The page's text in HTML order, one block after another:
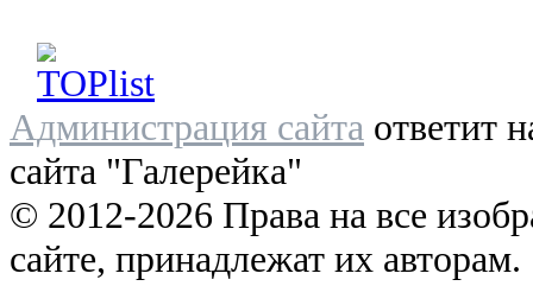
Администрация сайта ответит
сайта "Галерейка"
© 2012-2026 Права на все
сайте, принадлежат их авторам.